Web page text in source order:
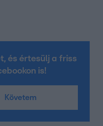
és értesülj a friss
is!
Követem